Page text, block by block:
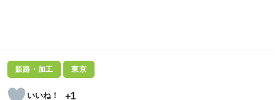
販路・加工 東京
+1